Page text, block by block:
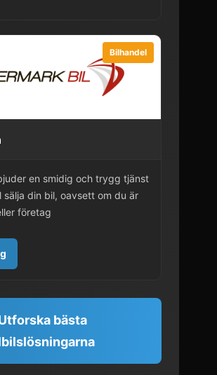
Bilhandel
en smidig och trygg tjänst
sälja din bil, oavsett om du är
företag
bästa